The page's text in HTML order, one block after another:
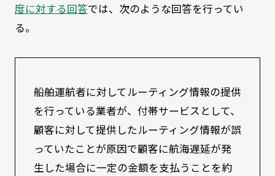
度に対する回答では、次のような回答を行ってい
る。
船舶運航者に対してルーティング情報の提供
を行っている業者が、付帯サービスとして、
顧客に対して提供したルーティング情報が誤
っていたことが原因で顧客に航海遅延が発
生した場合に一定の金額を支払うことを約